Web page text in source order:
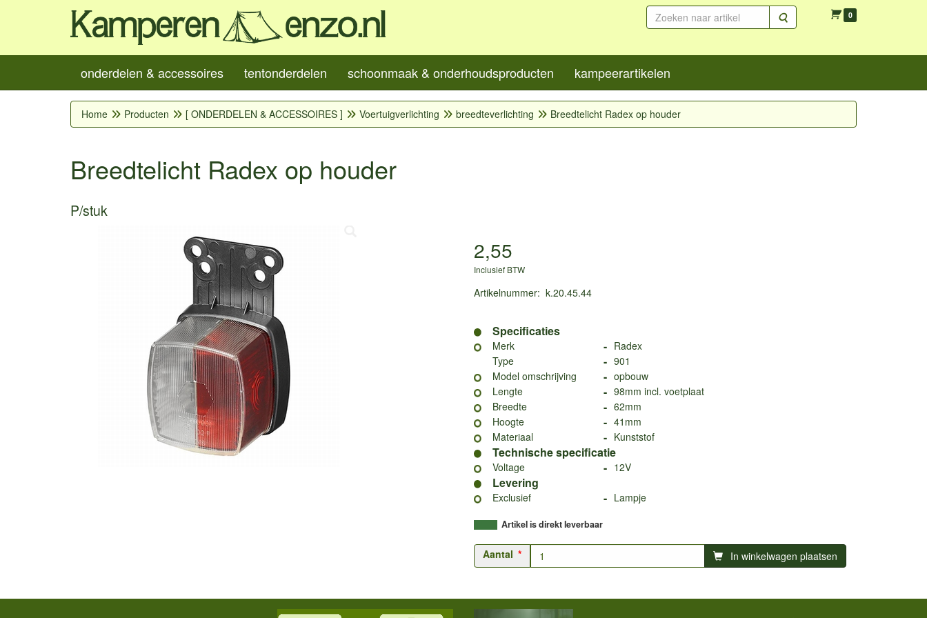
Zoeken 0
onderdelen & accessoires tentonderdelen schoonmaak & onderhoudsproducten kampeerartikelen
Home Producten [ ONDERDELEN & ACCESSOIRES ] Voertuigverlichting breedteverlichting Breedtelicht Radex op houder
Breedtelicht Radex op houder
P/stuk
2,55
Inclusief BTW
Artikelnummer: k.20.45.44
Specificaties
Merk - Radex
Type
- 901
Model omschrijving
- opbouw
Lengte
- 98mm incl. voetplaat
Breedte
- 62mm
Hoogte
- 41mm
Materiaal
- Kunststof
Technische specificatie
Voltage - 12V
Levering
Exclusief - Lampje
Artikel is direkt leverbaar
Aantal In winkelwagen plaatsen